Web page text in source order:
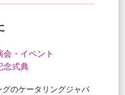
・イベント
念式典
のケータリングジャパ